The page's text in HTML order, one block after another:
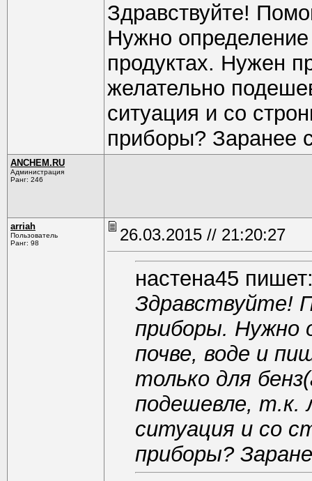
Здравствуйте!
Нужно
продуктах. Нужен
желательно
ситуация и со
приборы? Заранее
ANCHEM.RU
Администрация
Ранг: 246
arriah
Пользователь
Ранг: 98
26.03.2015 // 21:20:27
настена45
Здравствуйте!
приборы. Нужно
почве, воде и
только для
подешевле, т.к.
ситуация и со
приборы?